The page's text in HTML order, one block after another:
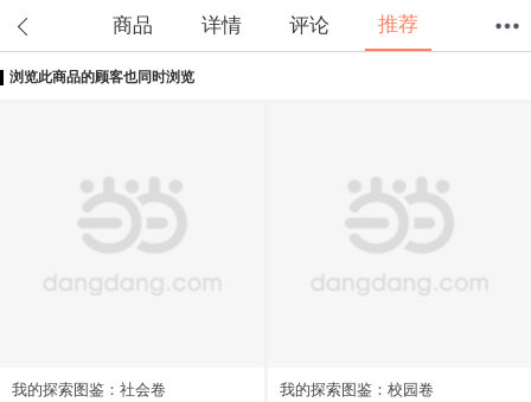
商品 详情 评论 推荐
浏览此商品的顾客也同时浏览
我的探索图鉴：社会卷 我的探索图鉴：校园卷